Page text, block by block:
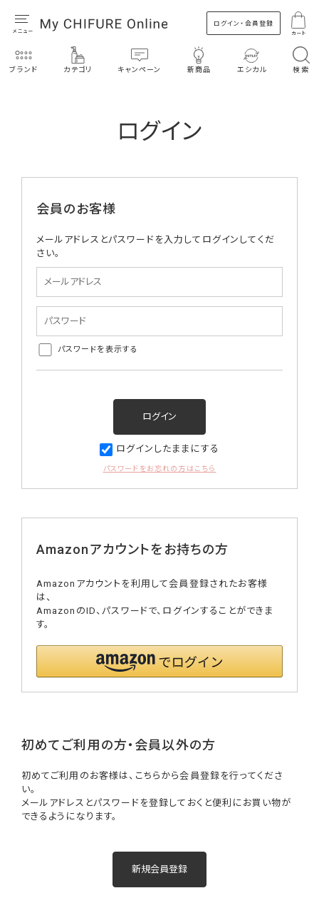
ログイン・会員登録
カート
ブランド カテゴリ キャンペーン 新商品 エシカル 検索
ログイン
会員のお客様
メールアドレスとパスワードを入力してログインしてくだ
さい。
パスワードを表示する
ログインしたままにする
パスワードをお忘れの方はこちら
Amazonアカウントをお持ちの方
Amazonアカウントを利用して会員登録されたお客様
は、
AmazonのID、パスワードで、ログインすることができま
す。
初めてご利用の方・会員以外の方
初めてご利用のお客様は、こちらから会員登録を行ってくださ
い。
メールアドレスとパスワードを登録しておくと便利にお買い物が
できるようになります。